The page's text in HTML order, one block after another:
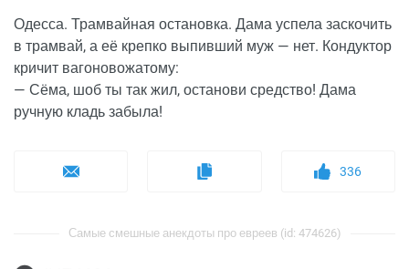
Одесса. Трамвайная остановка. Дама успела заскочить
в трамвай, а её крепко выпивший муж — нет. Кондуктор
кричит вагоновожатому:
— Сёма, шоб ты так жил, останови средство! Дама
ручную кладь забыла!
336
Самые смешные анекдоты про евреев (id: 474626)